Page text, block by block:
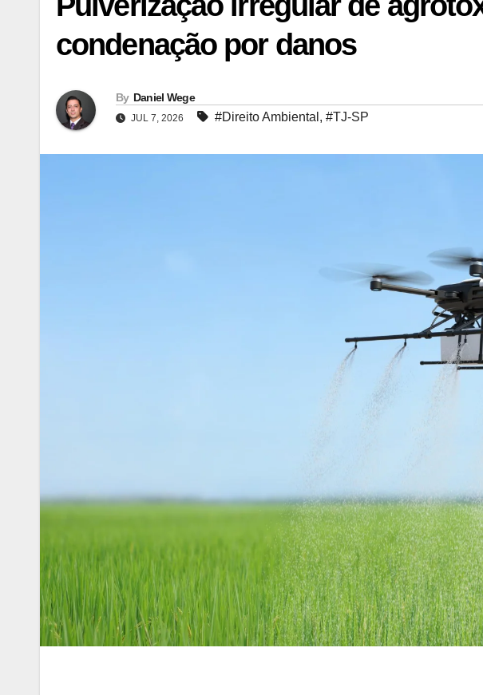
condenação por danos
By Daniel Wege
JUL 7, 2026 #Direito Ambiental , #TJ-SP